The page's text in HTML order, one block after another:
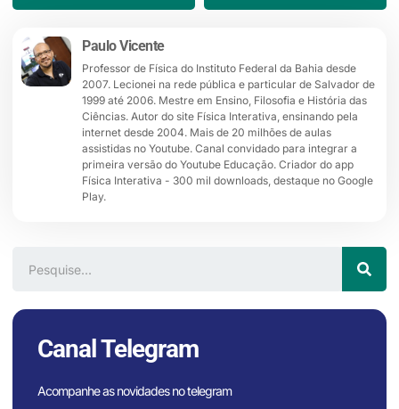
Paulo Vicente
Professor de Física do Instituto Federal da Bahia desde
2007. Lecionei na rede pública e particular de Salvador de
1999 até 2006. Mestre em Ensino, Filosofia e História das
Ciências. Autor do site Física Interativa, ensinando pela
internet desde 2004. Mais de 20 milhões de aulas
assistidas no Youtube. Canal convidado para integrar a
primeira versão do Youtube Educação. Criador do app
Física Interativa - 300 mil downloads, destaque no Google
Play.
Canal Telegram
Acompanhe as novidades no telegram